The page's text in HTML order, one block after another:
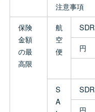
注意事項
保険
金額
の最
高限
航
空
便
SDR
円
S
A
SDR